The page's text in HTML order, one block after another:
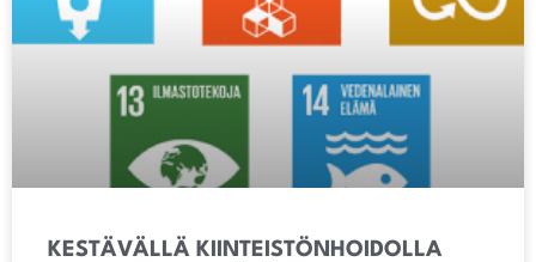
KESTÄVÄLLÄ KIINTEISTÖNHOIDOLLA